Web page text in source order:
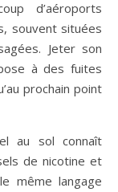
d’aéroports
souvent situées
Jeter son
à des fuites
prochain point
au sol connaît
de nicotine et
même langage